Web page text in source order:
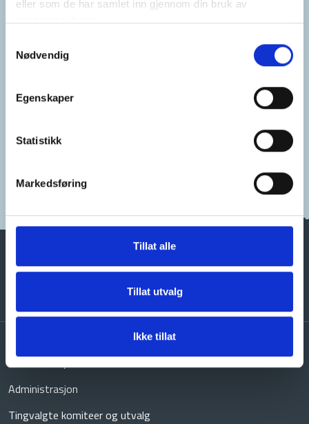
eller som de har samlet inn gjennom din bruk av
tjenestene deres.
Nødvendig
Egenskaper
Statistikk
Markedsføring
Tillat alle
Tillat utvalg
Ikke tillat
Om NGF Klubb Spiller Kulturminner
Forbundsstyret
Administrasjon
Tingvalgte komiteer og utvalg